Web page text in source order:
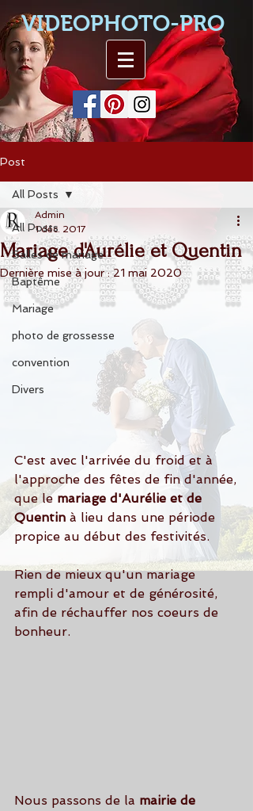
VIDEOPHOTO-PRO
Post
All Posts
Salles de mariage
Baptême
Mariage
photo de grossesse
convention
Divers
All Posts
Mariage d'Aurélie et Quentin
Admin
1 déc. 2017
Dernière mise à jour :21 mai 2020
C'est avec l'arrivée du froid et à
l'approche des fêtes de fin d'année,
que le mariage d'Aurélie et de
Quentin à lieu dans une période
propice au début des festivités.
Rien de mieux qu'un mariage
rempli d'amour et de générosité,
afin de réchauffer nos coeurs de
bonheur.
Nous passons de la mairie de